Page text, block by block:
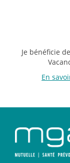
Je bénéficie
En